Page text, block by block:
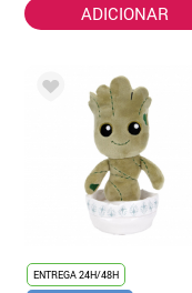
ADICIONAR
ENTREGA 24H/48H